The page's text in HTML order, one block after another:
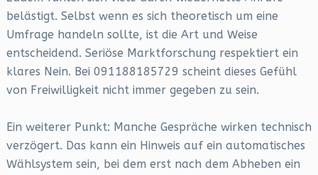
belästigt. Selbst wenn es sich theoretisch um eine
Umfrage handeln sollte, ist die Art und Weise
entscheidend. Seriöse Marktforschung respektiert ein
klares Nein. Bei 091188185729 scheint dieses Gefühl
von Freiwilligkeit nicht immer gegeben zu sein.
Ein weiterer Punkt: Manche Gespräche wirken technisch
verzögert. Das kann ein Hinweis auf ein automatisches
Wählsystem sein, bei dem erst nach dem Abheben ein